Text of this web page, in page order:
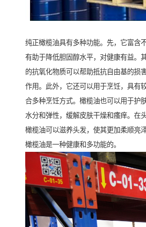
纯正橄榄油具有多种功能。先，它富含
有助于降低胆固醇水平，对健康有益。
的抗氧化物质可以帮助抵抗自由基的损
作用。此外，它还可以用于烹饪，具有
合多种烹饪方式。橄榄油也可以用于护
水分和弹性，缓解皮肤干燥和瘙痒。在
橄榄油可以滋养头发，使其更加柔顺亮
橄榄油是一种健康和多功能的。